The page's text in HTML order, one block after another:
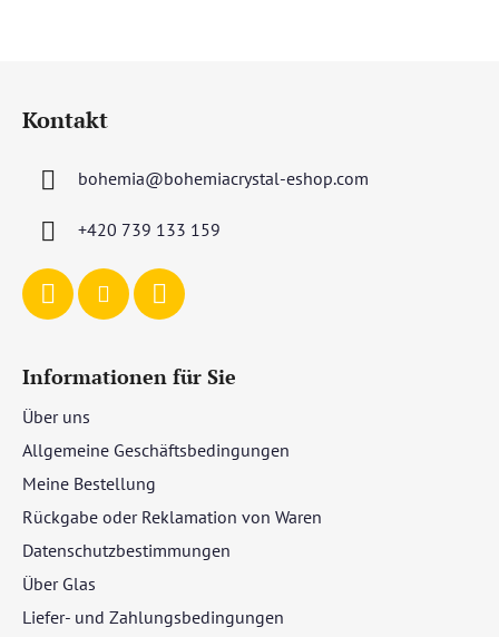
Kontakt
bohemia@bohemiacrystal-eshop.com
+420 739 133 159
Informationen für Sie
Über uns
Allgemeine Geschäftsbedingungen
Meine Bestellung
Rückgabe oder Reklamation von Waren
Datenschutzbestimmungen
Über Glas
Liefer- und Zahlungsbedingungen